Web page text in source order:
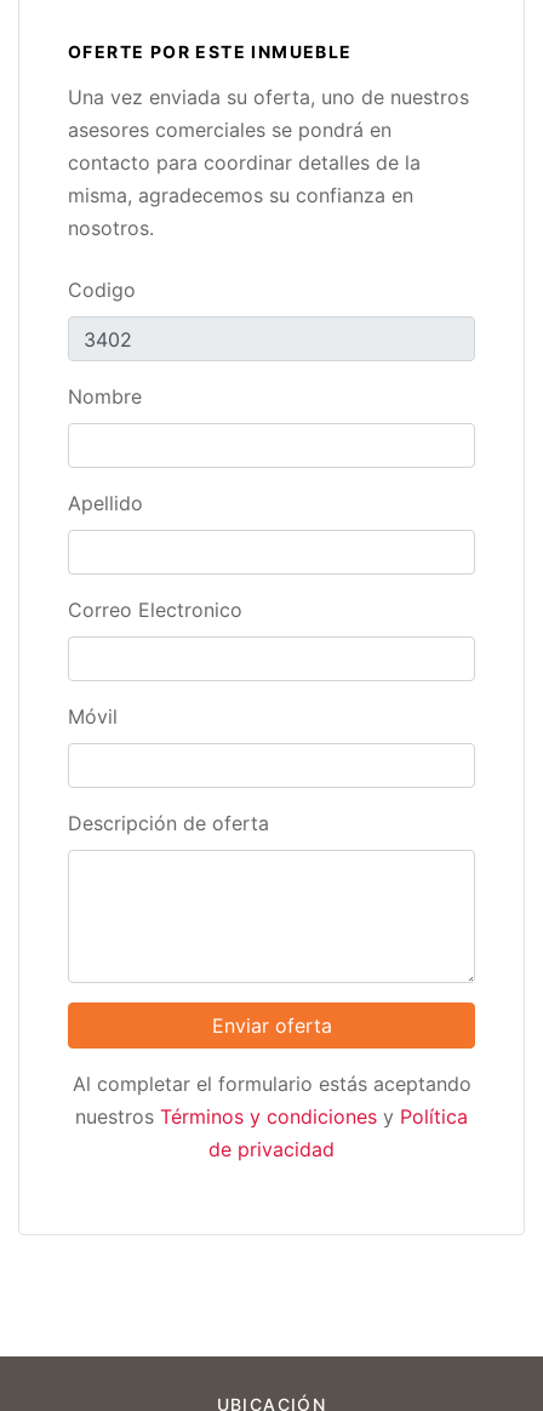
OFERTE POR ESTE INMUEBLE
Una vez enviada su oferta, uno de nuestros
asesores comerciales se pondrá en
contacto para coordinar detalles de la
misma, agradecemos su confianza en
nosotros.
Codigo
Nombre
Apellido
Correo Electronico
Móvil
Descripción de oferta
Al completar el formulario estás aceptando
nuestros Términos y condiciones y Política
de privacidad
UBICACIÓN